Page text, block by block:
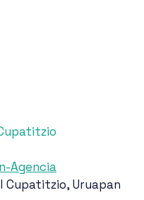
Agencia
Cupatitzio, Uruapan